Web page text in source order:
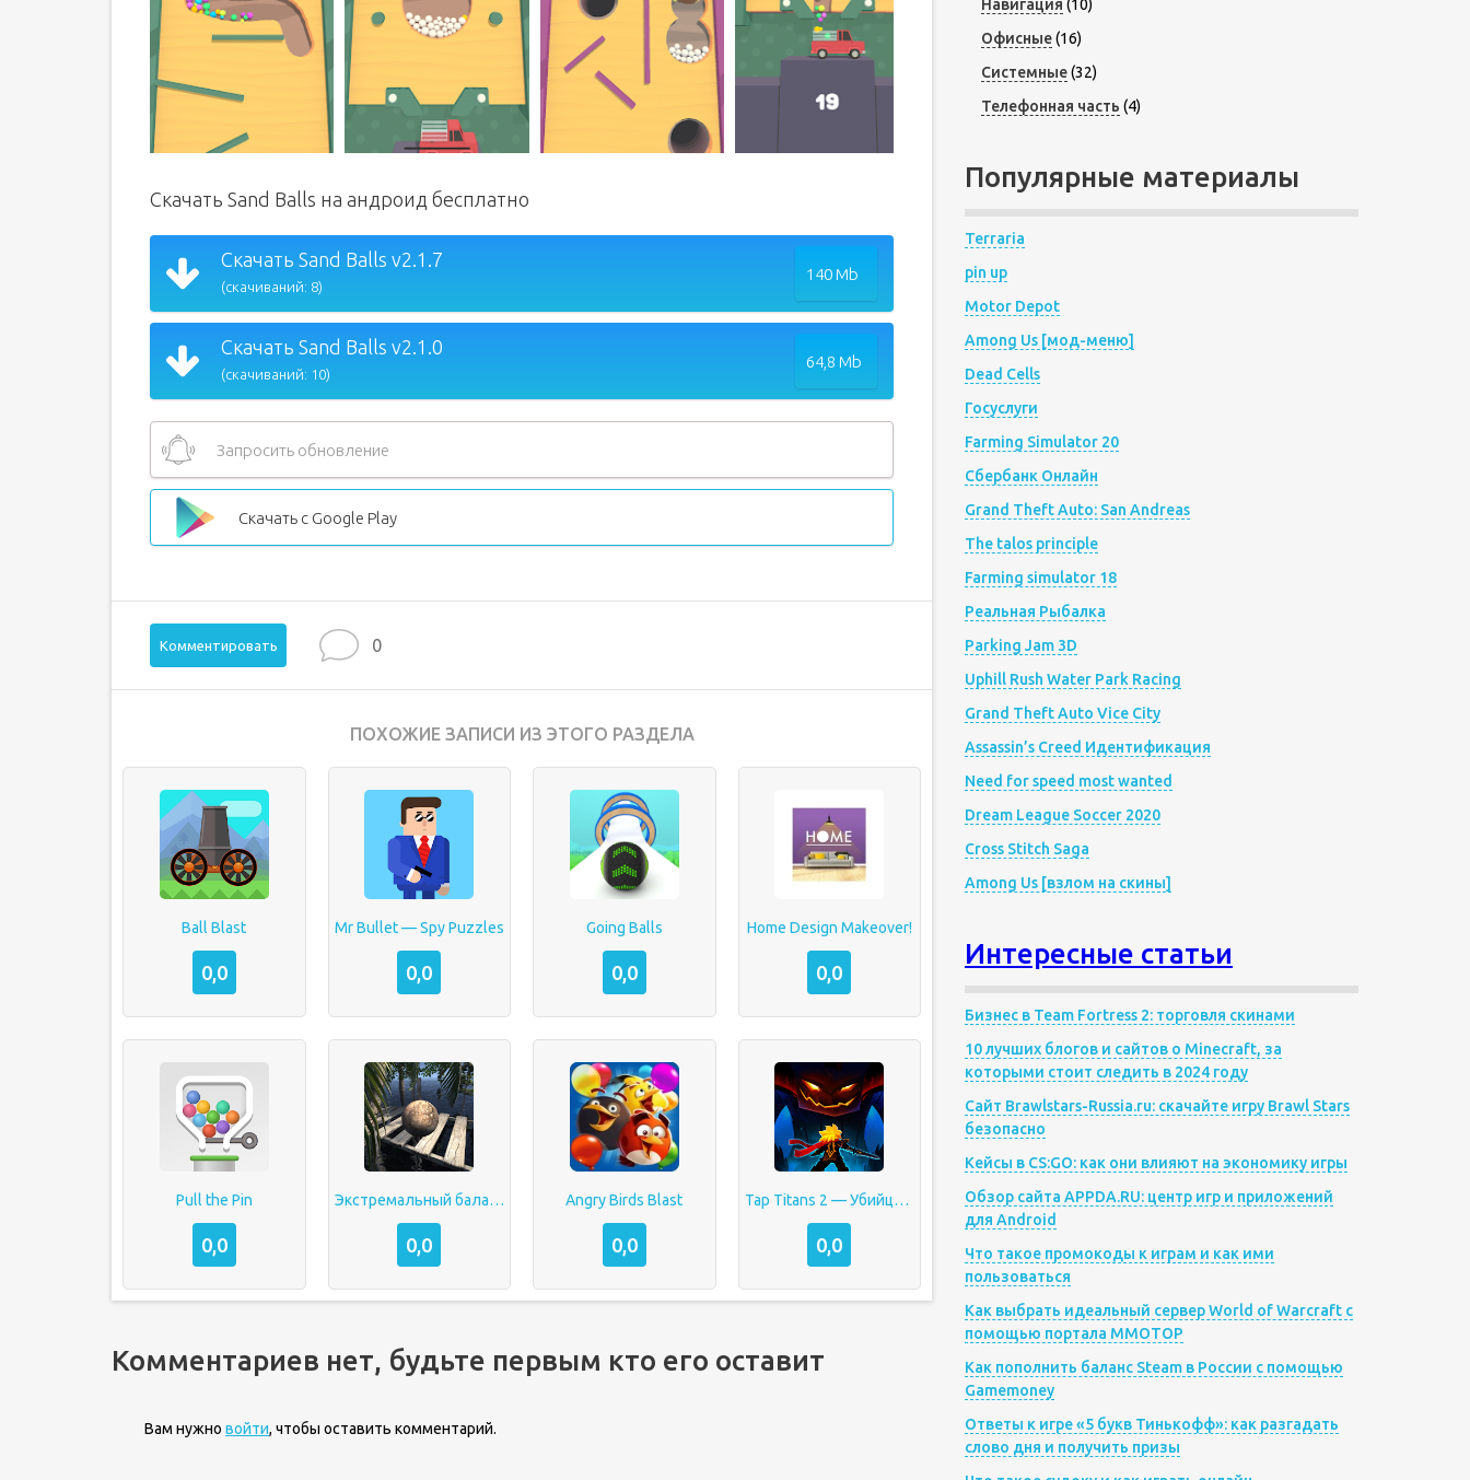
Скачать Sand Balls на андроид бесплатно
Скачать Sand Balls v2.1.7
(скачиваний: 8)
140 Mb
Скачать Sand Balls v2.1.0
(скачиваний: 10)
64,8 Mb
Запросить обновление
Скачать с Google Play
Комментировать 0
ПОХОЖИЕ ЗАПИСИ ИЗ ЭТОГО РАЗДЕЛА
Ball Blast
0,0
Mr Bullet — Spy Puzzles
0,0
Going Balls
0,0
Home Design Makeover!
0,0
Pull the Pin
0,0
Экстремальный балансир 3
0,0
Angry Birds Blast
0,0
Tap Titans 2 — Убийца Титанов
0,0
Комментариев нет, будьте первым кто его оставит
Вам нужно войти, чтобы оставить комментарий.
Навигация (10)
Офисные(16)
Системные(32)
Телефонная часть (4)
Популярные материалы
Terraria
pin up
Motor Depot
Among Us [мод-меню]
Dead Cells
Госуслуги
Farming Simulator 20
Сбербанк Онлайн
Grand Theft Auto: San Andreas
The talos principle
Farming simulator 18
Реальная Рыбалка
Parking Jam 3D
Uphill Rush Water Park Racing
Grand Theft Auto Vice City
Assassin’s Creed Идентификация
Need for speed most wanted
Dream League Soccer 2020
Cross Stitch Saga
Among Us [взлом на скины]
Интересные статьи
Бизнес в Team Fortress 2: торговля скинами
10 лучших блогов и сайтов о Minecraft, за
которыми стоит следить в 2024 году
Сайт Brawlstars-Russia.ru: скачайте игру Brawl Stars
безопасно
Кейсы в CS:GO: как они влияют на экономику игры
Обзор сайта APPDA.RU: центр игр и приложений
для Android
Что такое промокоды к играм и как ими
пользоваться
Как выбрать идеальный сервер World of Warcraft с
помощью портала MMOTOP
Как пополнить баланс Steam в России с помощью
Gamemoney
Ответы к игре «5 букв Тинькофф»: как разгадать
слово дня и получить призы